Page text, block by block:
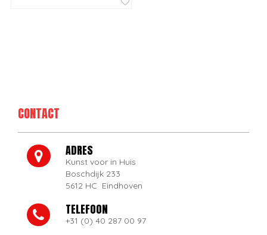
CONTACT
ADRES
Kunst voor in Huis
Boschdijk 233
5612 HC Eindhoven
TELEFOON
+31 (0) 40 287 00 97